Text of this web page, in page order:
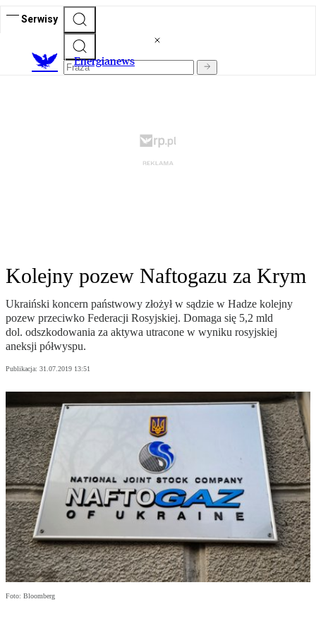
Serwisy
Energianews
Kolejny pozew Naftogazu za Krym
Ukraiński koncern państwowy złożył w sądzie w Hadze kolejny
pozew przeciwko Federacji Rosyjskiej. Domaga się 5,2 mld
dol. odszkodowania za aktywa utracone w wyniku rosyjskiej
aneksji półwyspu.
Publikacja: 31.07.2019 13:51
Foto: Bloomberg